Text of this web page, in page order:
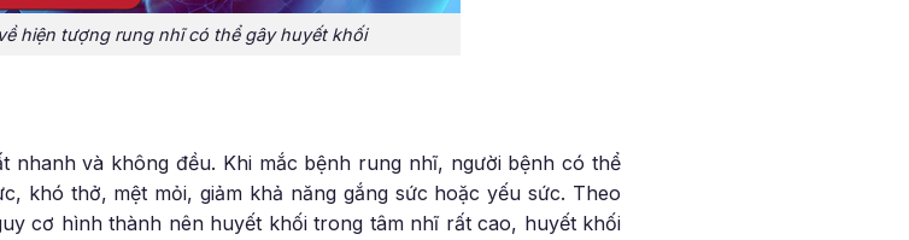
hiện tượng rung nhĩ có thể gây huyết khối
và không đều. Khi mắc bệnh rung nhĩ, người bệnh có thể
khó thở, mệt mỏi, giảm khả năng gắng sức hoặc yếu sức. Theo
cơ hình thành nên huyết khối trong tâm nhĩ rất cao, huyết khối